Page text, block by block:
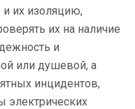
и их изоляцию,
их на наличие
и
или душевой, а
инцидентов,
электрических